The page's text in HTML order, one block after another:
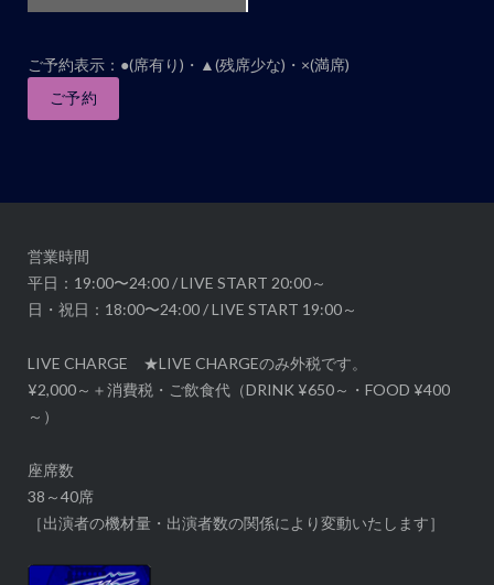
ナ
ゲ
ご予約表示：●(席有り)・▲(残席少な)・×(満席)
ご予約
営業時間
平日：19:00〜24:00 / LIVE START 20:00～
日・祝日：18:00〜24:00 / LIVE START 19:00～
LIVE CHARGE ★LIVE CHARGEのみ外税です。
¥2,000～＋消費税・ご飲食代（DRINK ¥650～・FOOD ¥400
～）
座席数
38～40席
［出演者の機材量・出演者数の関係により変動いたします］